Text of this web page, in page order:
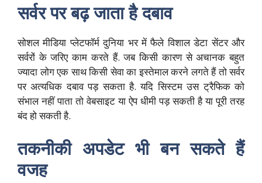
सर्वर पर बढ़ जाता है दबाव
सोशल मीडिया प्लेटफॉर्म दुनिया भर में फैले विशाल डेटा सेंटर और
सर्वरों के जरिए काम करते हैं. जब किसी कारण से अचानक बहुत
ज्यादा लोग एक साथ किसी सेवा का इस्तेमाल करने लगते हैं तो सर्वर
पर अत्यधिक दबाव पड़ सकता है. यदि सिस्टम उस ट्रैफिक को
संभाल नहीं पाता तो वेबसाइट या ऐप धीमी पड़ सकती है या पूरी तरह
बंद हो सकती है.
तकनीकी अपडेट भी बन सकते हैं
वजह